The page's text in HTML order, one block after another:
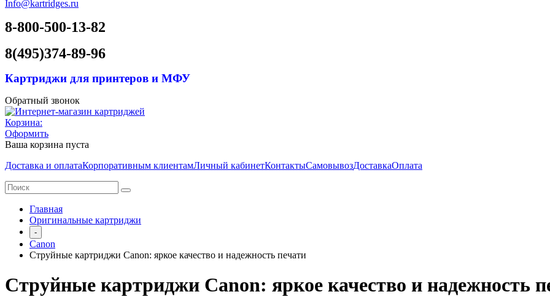
Info@kartridges.ru
8-800-500-13-82
8(495)374-89-96
Картриджи для принтеров и МФУ
Обратный звонок
Корзина:
Оформить
Ваша корзина пуста
Доставка и оплатаКорпоративным клиентамЛичный кабинетКонтактыСамовывозДоставкаОплата
Главная
Оригинальные картриджи
-
Canon
Струйные картриджи Canon: яркое качество и надежность печати
Струйные картриджи Canon: яркое качество и надежность